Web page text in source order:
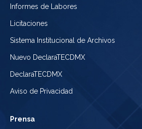
Informes de Labores
Licitaciones
Sistema Institucional de Archivos
Nuevo DeclaraTECDMX
DeclaraTECDMX
Aviso de Privacidad
Prensa